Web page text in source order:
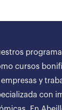
cursos
y
con